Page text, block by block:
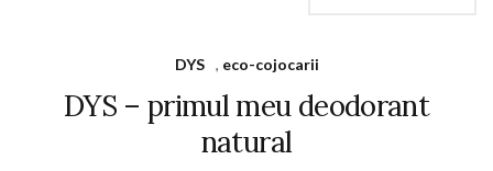
DYS , eco-cojocarii
DYS – primul meu deodorant
natural